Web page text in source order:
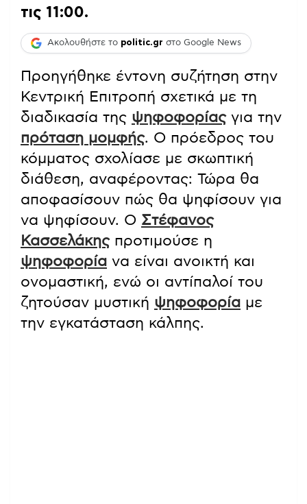
τις 11:00.
Ακολουθήστε το politic.gr στο Google News
Προηγήθηκε έντονη συζήτηση στην
Κεντρική Επιτροπή σχετικά με τη
διαδικασία της ψηφοφορίαςγια την
πρόταση μομφής. Ο πρόεδρος του
κόμματος σχολίασε με σκωπτική
διάθεση, αναφέροντας: Τώρα θα
αποφασίσουν πώς θα ψηφίσουν για
να ψηφίσουν. Ο Στέφανος
Κασσελάκηςπροτιμούσε η
ψηφοφορία να είναι ανοικτή και
ονομαστική, ενώ οι αντίπαλοί του
ζητούσαν μυστική ψηφοφορία με
την εγκατάσταση κάλπης.